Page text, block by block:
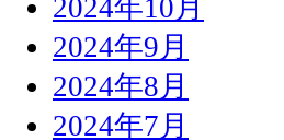
2024年10月
2024年9月
2024年8月
2024年7月